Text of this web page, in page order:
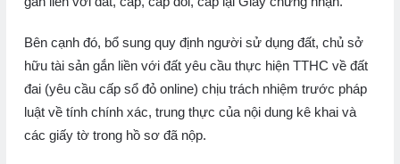
Bên cạnh đó, bổ sung quy định người sử dụng đất, chủ sở
hữu tài sản gắn liền với đất yêu cầu thực hiện TTHC về đất
đai (yêu cầu cấp sổ đỏ online) chịu trách nhiệm trước pháp
luật về tính chính xác, trung thực của nội dung kê khai và
các giấy tờ trong hồ sơ đã nộp.